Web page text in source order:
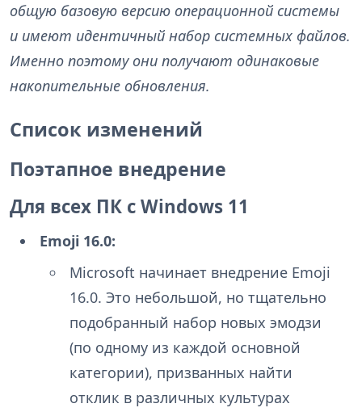
общую базовую версию операционной системы
и имеют идентичный набор системных файлов.
Именно поэтому они получают одинаковые
накопительные обновления.
Список изменений
Поэтапное внедрение
Для всех ПК с Windows 11
Emoji 16.0:
Microsoft начинает внедрение Emoji
16.0. Это небольшой, но тщательно
подобранный набор новых эмодзи
(по одному из каждой основной
категории), призванных найти
отклик в различных культурах